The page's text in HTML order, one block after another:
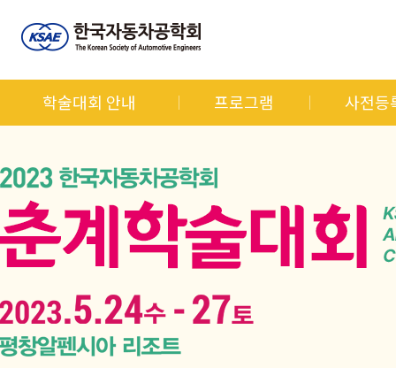
학술대회 안내 프로그램 사전등